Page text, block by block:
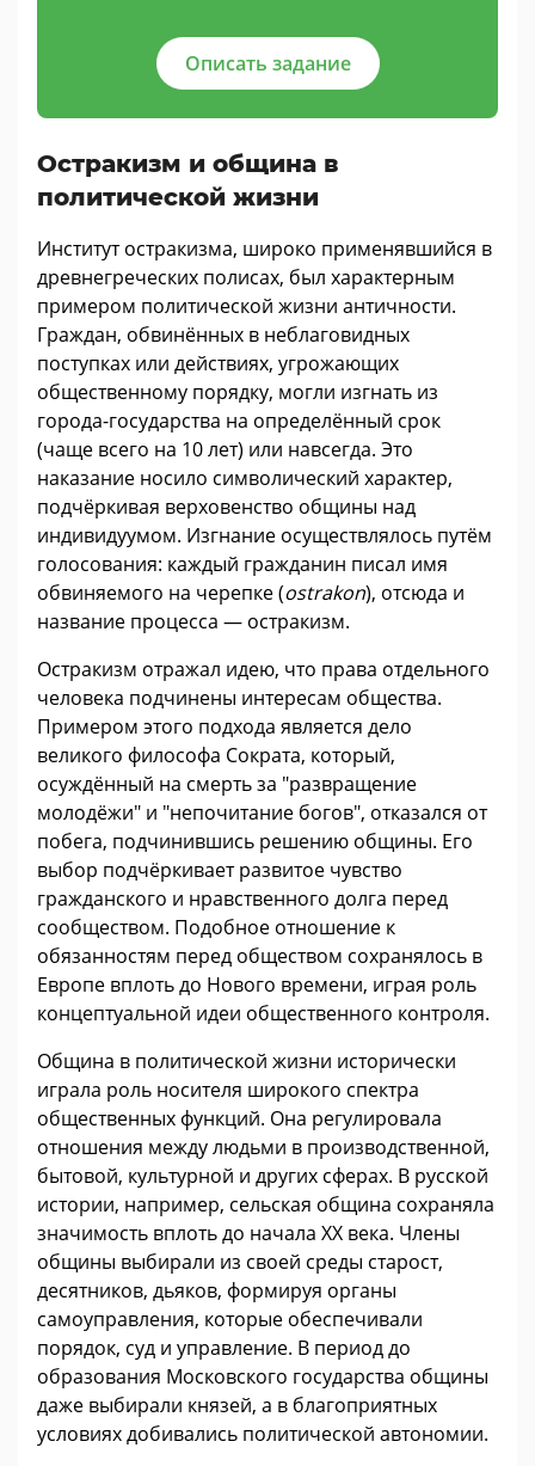
Описать задание
Остракизм и община в
политической жизни
Институт остракизма, широко применявшийся в
древнегреческих полисах, был характерным
примером политической жизни античности.
Граждан, обвинённых в неблаговидных
поступках или действиях, угрожающих
общественному порядку, могли изгнать из
города-государства на определённый срок
(чаще всего на 10 лет) или навсегда. Это
наказание носило символический характер,
подчёркивая верховенство общины над
индивидуумом. Изгнание осуществлялось путём
голосования: каждый гражданин писал имя
обвиняемого на черепке (ostrakon), отсюда и
название процесса — остракизм.
Остракизм отражал идею, что права отдельного
человека подчинены интересам общества.
Примером этого подхода является дело
великого философа Сократа, который,
осуждённый на смерть за "развращение
молодёжи" и "непочитание богов", отказался от
побега, подчинившись решению общины. Его
выбор подчёркивает развитое чувство
гражданского и нравственного долга перед
сообществом. Подобное отношение к
обязанностям перед обществом сохранялось в
Европе вплоть до Нового времени, играя роль
концептуальной идеи общественного контроля.
Община в политической жизни исторически
играла роль носителя широкого спектра
общественных функций. Она регулировала
отношения между людьми в производственной,
бытовой, культурной и других сферах. В русской
истории, например, сельская община сохраняла
значимость вплоть до начала XX века. Члены
общины выбирали из своей среды старост,
десятников, дьяков, формируя органы
самоуправления, которые обеспечивали
порядок, суд и управление. В период до
образования Московского государства общины
даже выбирали князей, а в благоприятных
условиях добивались политической автономии.